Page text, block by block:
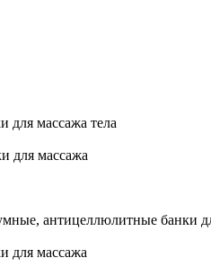
для массажа тела
для массажа
антицеллюлитные банки
для массажа